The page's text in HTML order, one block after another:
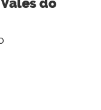
do